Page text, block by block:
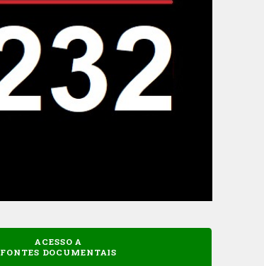
ACESSO A
FONTES DOCUMENTAIS